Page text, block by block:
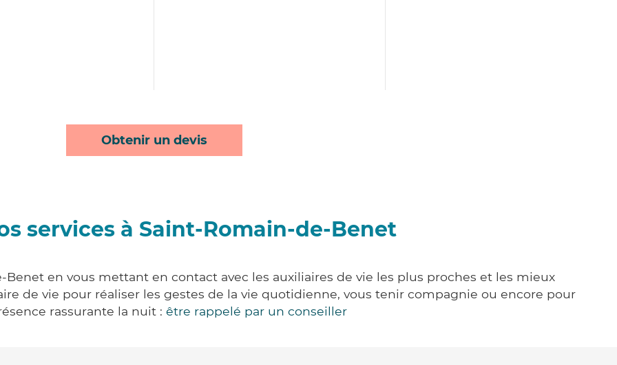
Obtenir un devis
services à Saint-Romain-de-Benet
en vous mettant en contact avec les auxiliaires de vie les plus proches et les mieux
de vie pour réaliser les gestes de la vie quotidienne, vous tenir compagnie ou encore pour
rassurante la nuit : être rappelé par un conseiller